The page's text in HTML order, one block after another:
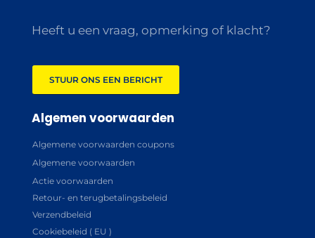
Heeft u een vraag, opmerking of klacht?
STUUR ONS EEN BERICHT
Algemen voorwaarden
Algemene voorwaarden coupons
Algemene voorwaarden
Actie voorwaarden
Retour- en terugbetalingsbeleid
Verzendbeleid
Cookiebeleid ( EU )